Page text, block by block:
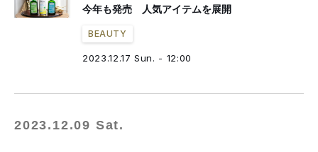
今年も発売 人気アイテムを展開
BEAUTY
2023.12.17 Sun. - 12:00
2023.12.09 Sat.